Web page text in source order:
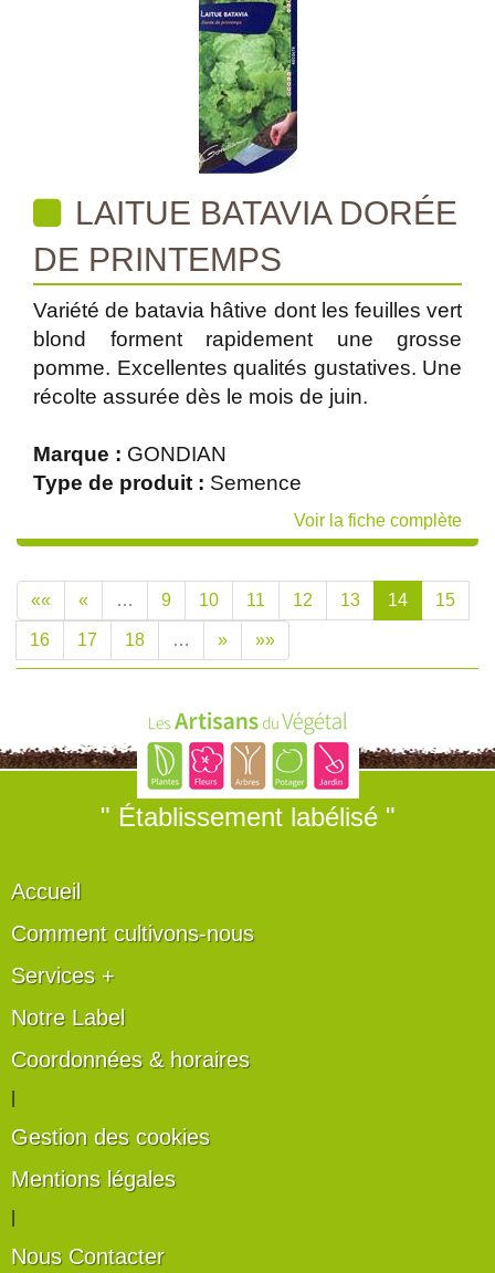
LAITUE BATAVIA DORÉE
DE PRINTEMPS
Variété de batavia hâtive dont les feuilles vert
blond forment rapidement une grosse
pomme. Excellentes qualités gustatives. Une
récolte assurée dès le mois de juin.
Marque : GONDIAN
Type de produit : Semence
Voir la fiche complète
«« « … 9 10 11 12 13 14 15
16 17 18 … » »»
" Établissement labélisé "
Accueil
Comment cultivons-nous
Services +
Notre Label
Coordonnées & horaires
Gestion des cookies
Mentions légales
Nous Contacter